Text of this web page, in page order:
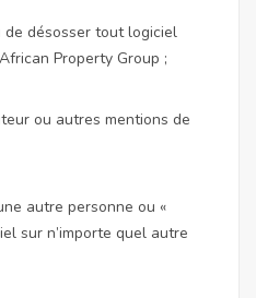
désosser tout logiciel
Property Group ;
ou autres mentions de
autre personne ou «
sur n’importe quel autre